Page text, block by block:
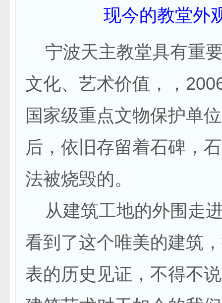
现今的教堂外
宁波天主教堂具有重
文化、艺术价值，，
国家级重点文物保护单
后，依旧存留着石碑，
法被烧毁的。
从建筑工地的外围走
看到了这个唯美的建筑
表的历史见证，不得不